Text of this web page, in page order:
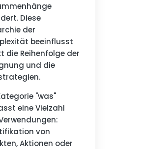
Diese
der
beeinflusst
die Reihenfolge der
und die
"was"
eine Vielzahl
von
Aktionen oder